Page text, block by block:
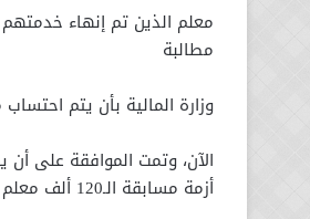
معلم الذين تم إنهاء
مطالبة
وزارة المالية بأن يتم احتساب مكافاة الحصة
أزمة مسابقة الـ120 ألف معلم .